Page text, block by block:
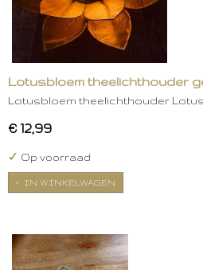
Lotusbloem theelichthouder
Lotusbloem theelichthouder
€ 12,99
✓ Op voorraad
IN WINKELWAGEN